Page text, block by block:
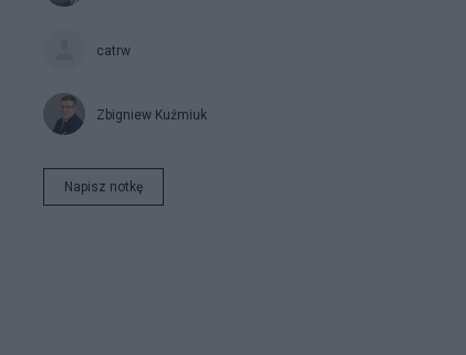
catrw
Zbigniew Kuźmiuk
Napisz notkę